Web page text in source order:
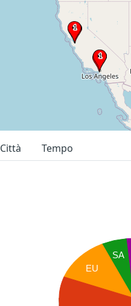
Città
Tempo
SA
EU